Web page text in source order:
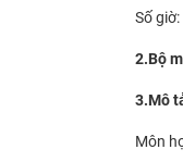
Số
2.Bộ
3.Mô
Môn